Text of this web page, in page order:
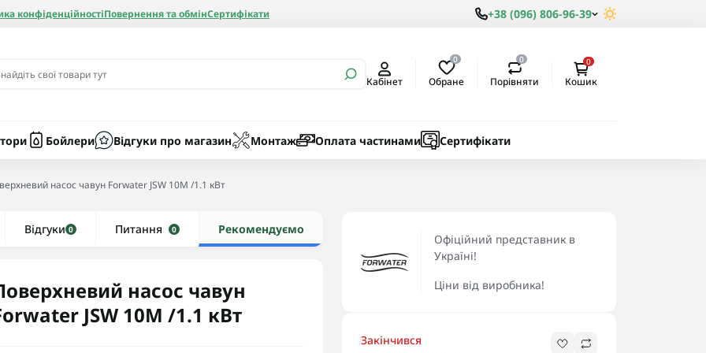
конфіденційностіПовернення та обмінСертифікати +38 (096) 806-96-39
Кабінет
0
Обране
0
Порівняти
0
Кошик
Бойлери Відгуки про магазин Монтаж Оплата частинами Сертифікати
Рушникосушки водяні
Рушникосушки електричні
Колби
насос чавун Forwater JSW 10M /1.1 кВт
Відгуки 0 Питання 0 Рекомендуємо
насос чавун
JSW 10M /1.1 кВт
Офіційний представник в
Україні!
Ціни від виробника!
Закінчився